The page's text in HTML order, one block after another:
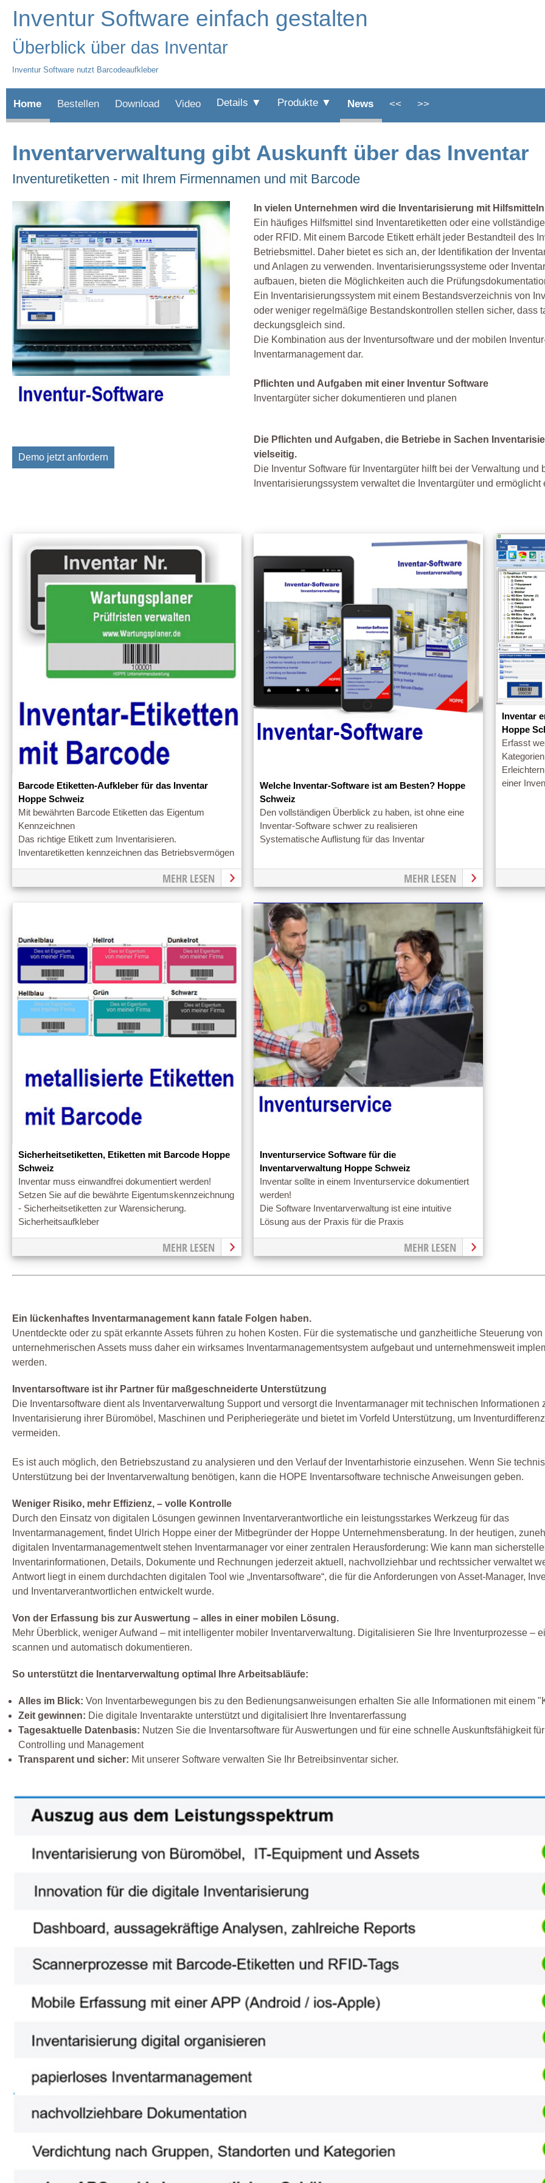
Inventur Software einfach gestalten
Überblick über das Inventar
Inventur Software nutzt Barcodeaufkleber
Home Bestellen Download Video Details ▼ Produkte ▼ News << >>
Inventarverwaltung gibt Auskunft über das Inventar
Inventuretiketten - mit Ihrem Firmennamen und mit Barcode
Demo jetzt anfordern
In vielen Unternehmen wird die Inventarisierung mit
Ein häufiges Hilfsmittel sind Inventaretiketten oder eine
oder RFID. Mit einem Barcode Etikett erhält jeder Bestandteil des
Betriebsmittel. Daher bietet es sich an, der Identifikation der
und Anlagen zu verwenden. Inventarisierungssysteme oder
aufbauen, bieten die Möglichkeiten auch die
Ein Inventarisierungssystem mit einem Bestandsverzeichnis von
oder weniger regelmäßige Bestandskontrollen stellen sicher, dass
deckungsgleich sind.
Die Kombination aus der Inventursoftware und der mobilen
Inventarmanagement dar.
Pflichten und Aufgaben mit einer Inventur Software
Inventargüter sicher dokumentieren und planen
Die Pflichten und Aufgaben, die Betriebe in Sachen
vielseitig.
Die Inventur Software für Inventargüter hilft bei der Verwaltung
Inventarisierungssystem verwaltet die Inventargüter und
Barcode Etiketten-Aufkleber für das Inventar
Hoppe Schweiz
Mit bewährten Barcode Etiketten das Eigentum
Kennzeichnen
Das richtige Etikett zum Inventarisieren.
Inventaretiketten kennzeichnen das Betriebsvermögen
MEHR LESEN
Welche Inventar-Software ist am Besten? Hoppe
Schweiz
Den vollständigen Überblick zu haben, ist ohne eine
Inventar-Software schwer zu realisieren
Systematische Auflistung für das Inventar
MEHR LESEN
Inventar
Hoppe
Erfasst
Kategorien
einer
Sicherheitsetiketten, Etiketten mit Barcode Hoppe
Schweiz
Inventar muss einwandfrei dokumentiert werden!
Setzen Sie auf die bewährte Eigentumskennzeichnung
- Sicherheitsetiketten zur Warensicherung.
Sicherheitsaufkleber
MEHR LESEN
Inventurservice Software für die
Inventarverwaltung Hoppe Schweiz
Inventar sollte in einem Inventurservice dokumentiert
werden!
Die Software Inventarverwaltung ist eine intuitive
Lösung aus der Praxis für die Praxis
MEHR LESEN
Ein lückenhaftes Inventarmanagement kann fatale Folgen haben.
Unentdeckte oder zu spät erkannte Assets führen zu hohen Kosten. Für die systematische und ganzheitliche Steuerung von
unternehmerischen Assets muss daher ein wirksames Inventarmanagementsystem aufgebaut und unternehmensweit
werden.
Inventarsoftware ist ihr Partner für maßgeschneiderte Unterstützung
Die Inventarsoftware dient als Inventarverwaltung Support und versorgt die Inventarmanager mit technischen Informationen
Inventarisierung ihrer Büromöbel, Maschinen und Peripheriegeräte und bietet im Vorfeld Unterstützung, um
vermeiden.
Es ist auch möglich, den Betriebszustand zu analysieren und den Verlauf der Inventarhistorie einzusehen. Wenn Sie
Unterstützung bei der Inventarverwaltung benötigen, kann die HOPE Inventarsoftware technische Anweisungen geben.
Weniger Risiko, mehr Effizienz, – volle Kontrolle
Durch den Einsatz von digitalen Lösungen gewinnen Inventarverantwortliche ein leistungsstarkes Werkzeug für das
Inventarmanagement, findet Ulrich Hoppe einer der Mitbegründer der Hoppe Unternehmensberatung. In der heutigen,
digitalen Inventarmanagementwelt stehen Inventarmanager vor einer zentralen Herausforderung: Wie kann man
Inventarinformationen, Details, Dokumente und Rechnungen jederzeit aktuell, nachvollziehbar und rechtssicher verwaltet
Antwort liegt in einem durchdachten digitalen Tool wie „Inventarsoftware“, die für die Anforderungen von Asset-Manager,
und Inventarverantwortlichen entwickelt wurde.
Von der Erfassung bis zur Auswertung – alles in einer mobilen Lösung.
Mehr Überblick, weniger Aufwand – mit intelligenter mobiler Inventarverwaltung. Digitalisieren Sie Ihre Inventurprozesse –
scannen und automatisch dokumentieren.
So unterstützt die Inentarverwaltung optimal Ihre Arbeitsabläufe:
Alles im Blick: Von Inventarbewegungen bis zu den Bedienungsanweisungen erhalten Sie alle Informationen mit einem
Zeit gewinnen: Die digitale Inventarakte unterstützt und digitalisiert Ihre Inventarerfassung
Tagesaktuelle Datenbasis: Nutzen Sie die Inventarsoftware für Auswertungen und für eine schnelle Auskunftsfähigkeit
Controlling und Management
Transparent und sicher: Mit unserer Software verwalten Sie Ihr Betreibsinventar sicher.